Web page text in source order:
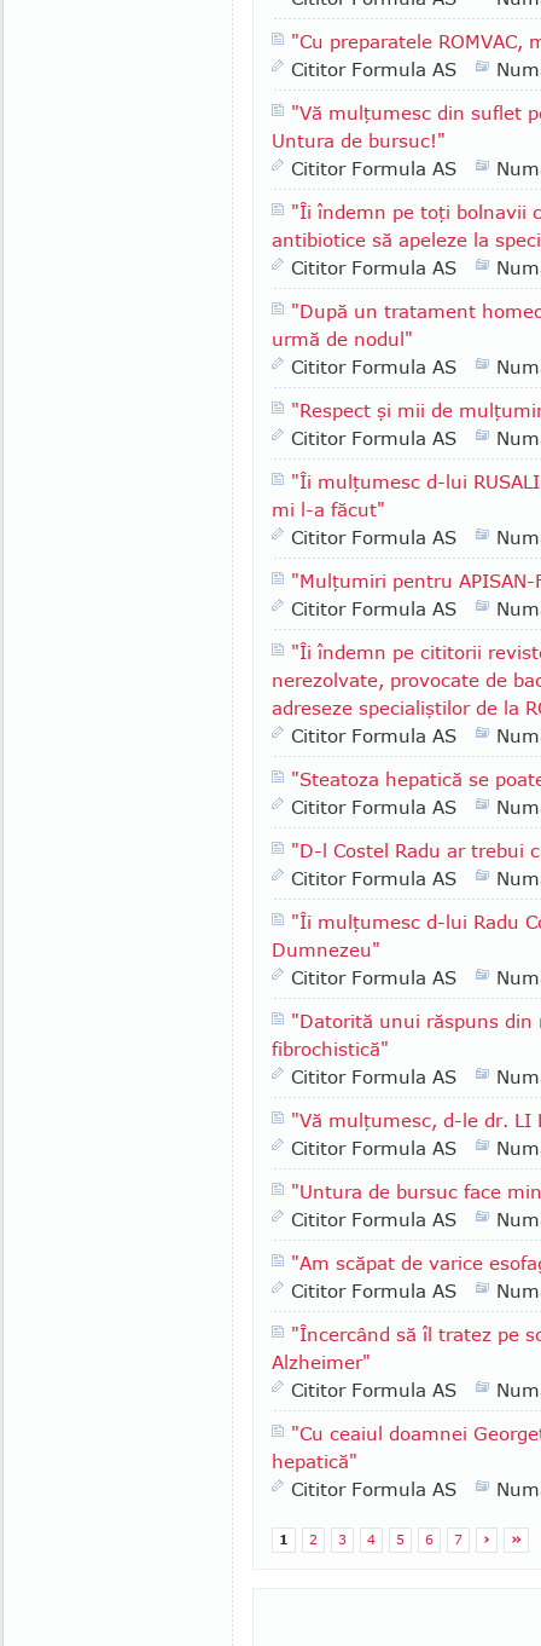
"Cu preparatele
Cititor Formula AS
"Vă mulţumesc din suflet
Untura de bursuc!"
Cititor Formula AS
"Îi îndemn pe toţi bolnavii
antibiotice să apeleze la
Cititor Formula AS
"După un tratament
urmă de nodul"
Cititor Formula AS
"Respect şi mii de
Cititor Formula AS
"Îi mulţumesc d-lui
mi l-a făcut"
Cititor Formula AS
"Mulţumiri pentru APISAN-
Cititor Formula AS
"Îi îndemn pe cititorii
nerezolvate, provocate de
adreseze specialiştilor de la
Cititor Formula AS
"Steatoza hepatică se
Cititor Formula AS
"D-l Costel Radu ar trebui
Cititor Formula AS
"Îi mulţumesc d-lui Radu
Dumnezeu"
Cititor Formula AS
"Datorită unui răspuns
fibrochistică"
Cititor Formula AS
"Vă mulţumesc, d-le dr. LI
Cititor Formula AS
"Untura de bursuc face
Cititor Formula AS
"Am scăpat de varice
Cititor Formula AS
"Încercând să îl tratez pe
Alzheimer"
Cititor Formula AS
"Cu ceaiul doamnei
hepatică"
Cititor Formula AS
1 2 3 4 5 6 7 › »